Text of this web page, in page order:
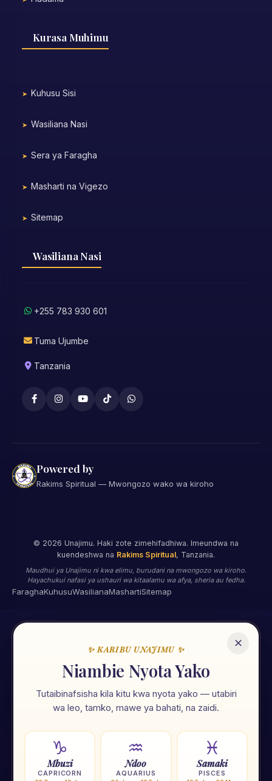
Kurasa Muhimu
Kuhusu Sisi
Wasiliana Nasi
Sera ya Faragha
Masharti na Vigezo
Sitemap
Wasiliana Nasi
+255 783 930 601
Tuma Ujumbe
Tanzania
Powered by
Rakims Spiritual — Mwongozo wako wa kiroho
© 2026 Unajimu. Haki zote zimehifadhiwa. Imeundwa na
kuendeshwa na Rakims Spiritual, Tanzania.
Maudhui ya Unajimu ni kwa elimu, burudani na mwongozo wa kiroho.
Hayachukui nafasi ya ushauri wa kitaalamu wa afya, sheria au fedha.
FaraghaKuhusuWasilianaMashartiSitemap
✕
✨ KARIBU UNAJIMU ✨
Niambie Nyota Yako
Tutaibinafsisha kila kitu kwa nyota yako — utabiri
wa leo, tamko, mawe ya bahati, na zaidi.
♑
Mbuzi
CAPRICORN
♒
Ndoo
AQUARIUS
♓
Samaki
PISCES
🌟
Unajimu App
107 za kiroho. Zote kwa Kiswahili, zote mkononi mwako.
Nyota 12 🔢 Numerolojia 🌙 Mwezi